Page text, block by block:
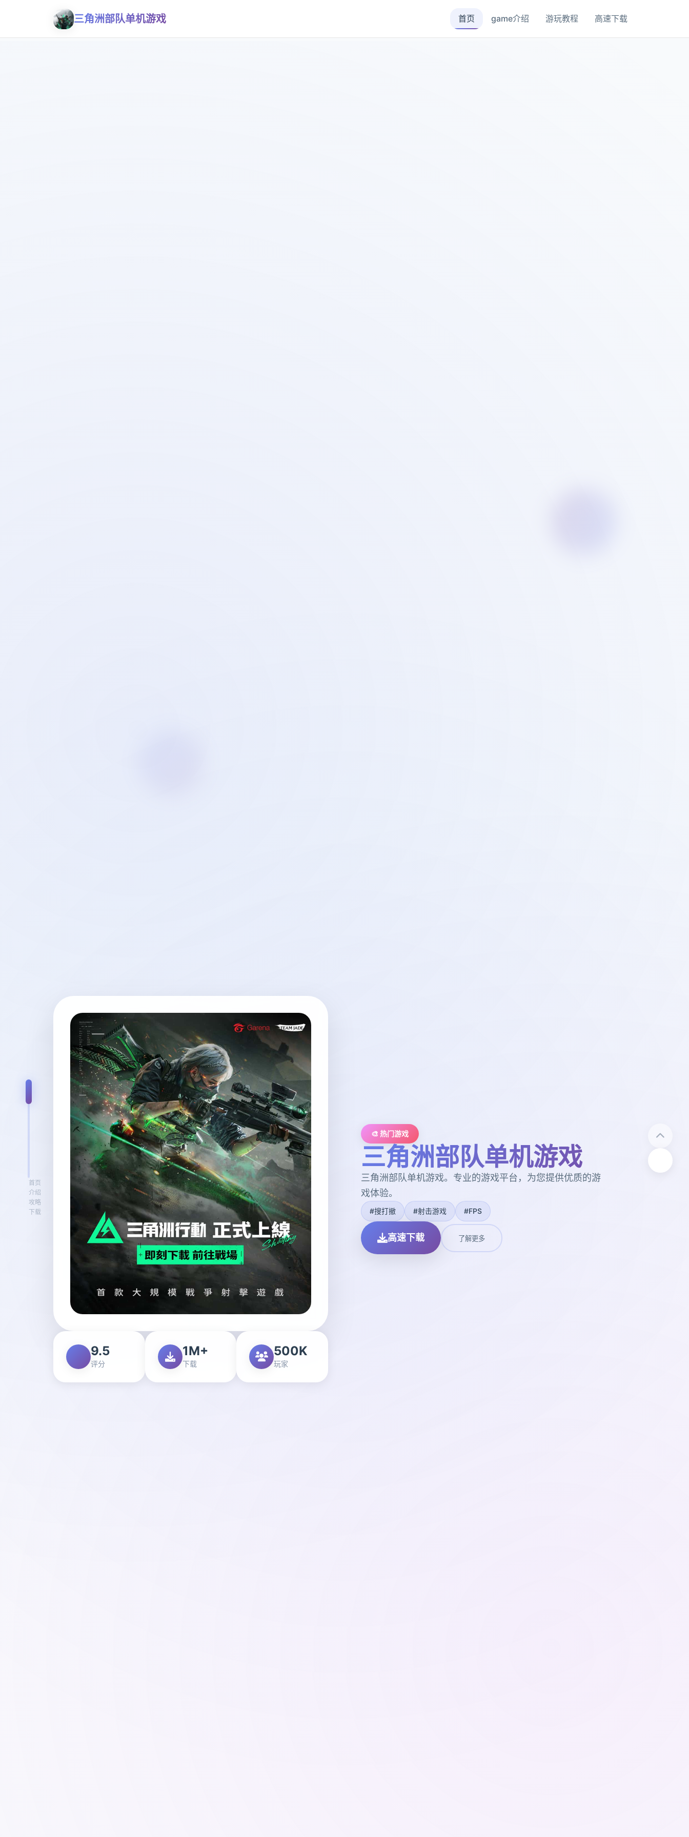
三角洲部队单机游戏 首页 game介绍 游玩教程 高速下载
首页
介绍
攻略
下载
9.5
评分
1M+
下载
500K
玩家
🎨 热门游戏
三角洲部队单机游戏
三角洲部队单机游戏。专业的游戏平台，为您提供优质的游
戏体验。
#搜打撤 #射击游戏 #FPS
高速下载 了解更多